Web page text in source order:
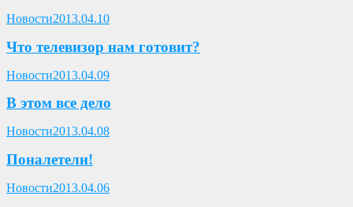
НовостиОпубликовано
2013.04.10
Что телевизор нам готовит?
НовостиОпубликовано
2013.04.09
В этом все дело
НовостиОпубликовано
2013.04.08
Поналетели!
НовостиОпубликовано
2013.04.06